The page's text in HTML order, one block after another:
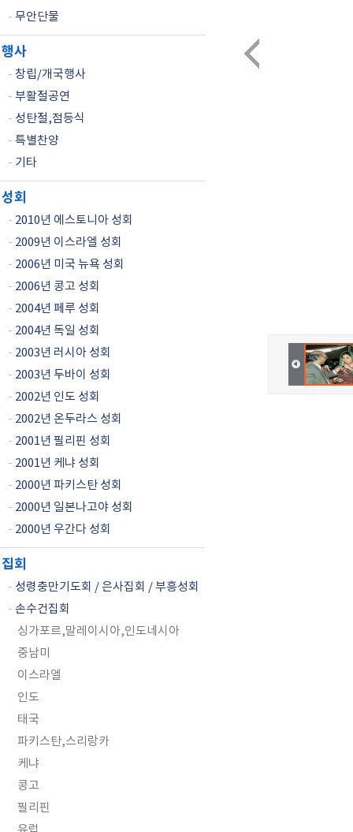
- 무안단물
행사
- 창립/개국행사
- 부활절공연
- 성탄절,점등식
- 특별찬양
- 기타
성회
- 2010년 에스토니아 성회
- 2009년 이스라엘 성회
- 2006년 미국 뉴욕 성회
- 2006년 콩고 성회
- 2004년 페루 성회
- 2004년 독일 성회
- 2003년 러시아 성회
- 2003년 두바이 성회
- 2002년 인도 성회
- 2002년 온두라스 성회
- 2001년 필리핀 성회
- 2001년 케냐 성회
- 2000년 파키스탄 성회
- 2000년 일본나고야 성회
- 2000년 우간다 성회
집회
- 성령충만기도회 / 은사집회 / 부흥성회
- 손수건집회
싱가포르,말레이시아,인도네시아
중남미
이스라엘
인도
태국
파키스탄,스리랑카
케냐
콩고
필리핀